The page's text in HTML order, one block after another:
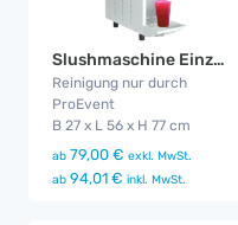
Slushmaschine Einzelkammer
Reinigung nur durch
ProEvent
B 27 x L 56 x H 77 cm
ab 79,00 € exkl. MwSt.
ab 94,01 € inkl. MwSt.